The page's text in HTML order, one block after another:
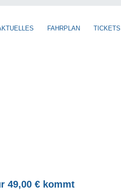
FAHRPLAN TICKETS
49,00 € kommt